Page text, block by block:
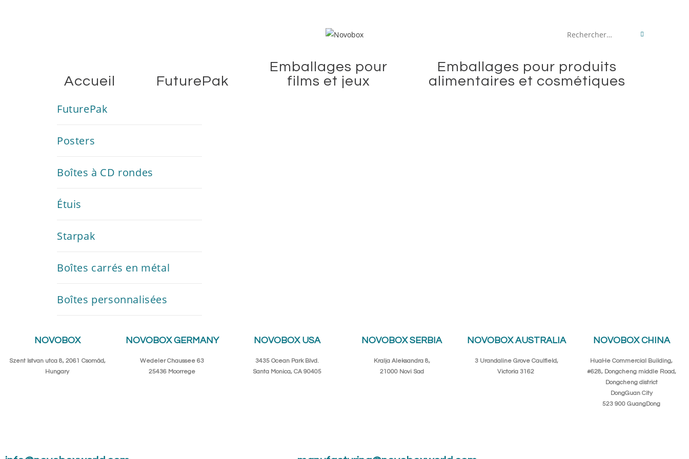
Rechercher
Accueil FuturePak
Emballages pour
films et jeux
Emballages pour produits
alimentaires et cosmétiques
FuturePak
Posters
Boîtes à CD rondes
Étuis
Starpak
Boîtes carrés en métal
Boîtes personnalisées
NOVOBOX
Szent Istvan utca 8, 2061 Csomád,
Hungary
NOVOBOX GERMANY
Wedeler Chaussee 63
25436 Moorrege
NOVOBOX USA
3435 Ocean Park Blvd.
Santa Monica, CA 90405
NOVOBOX SERBIA
Kralja Aleksandra 8,
21000 Novi Sad
NOVOBOX AUSTRALIA
3 Urandaline Grove Caulfield,
Victoria 3162
NOVOBOX CHINA
HuaHe Commercial Building,
#628, Dongcheng middle Road,
Dongcheng district
DongGuan City
523 900 GuangDong